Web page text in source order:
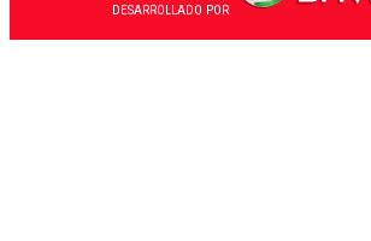
DESARROLLADO POR